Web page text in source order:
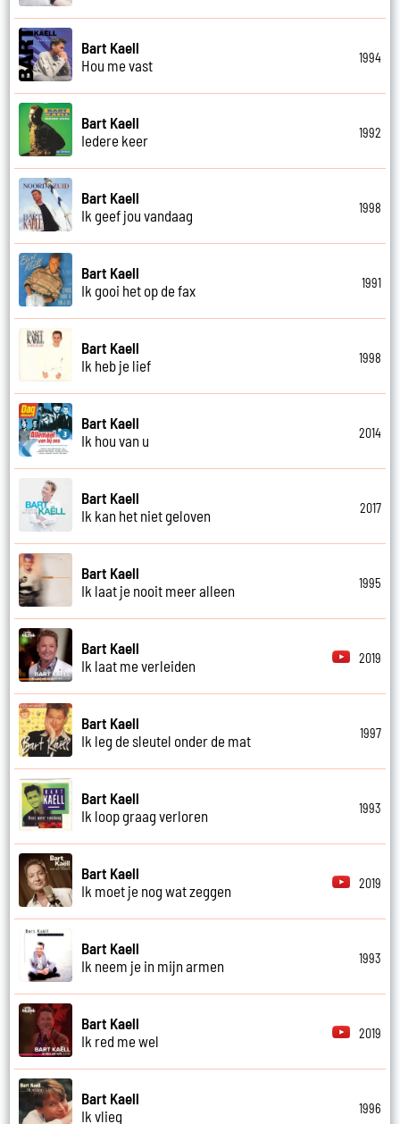
Bart Kaell
Hou me vast
1994
Bart Kaell
Iedere keer
1992
Bart Kaell
Ik geef jou vandaag
1998
Bart Kaell
Ik gooi het op de fax
1991
Bart Kaell
Ik heb je lief
1998
Bart Kaell
Ik hou van u
2014
Bart Kaell
Ik kan het niet geloven
2017
Bart Kaell
Ik laat je nooit meer alleen
1995
Bart Kaell
Ik laat me verleiden
2019
Bart Kaell
Ik leg de sleutel onder de mat
1997
Bart Kaell
Ik loop graag verloren
1993
Bart Kaell
Ik moet je nog wat zeggen
2019
Bart Kaell
Ik neem je in mijn armen
1993
Bart Kaell
Ik red me wel
2019
Bart Kaell
Ik vlieg
1996